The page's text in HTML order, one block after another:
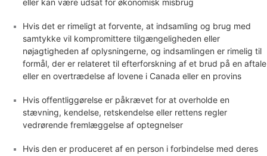
eller kan være udsat for økonomisk misbrug
Hvis det er rimeligt at forvente, at indsamling og brug med
samtykke vil kompromittere tilgængeligheden eller
nøjagtigheden af oplysningerne, og indsamlingen er rimelig til
formål, der er relateret til efterforskning af et brud på en aftale
eller en overtrædelse af lovene i Canada eller en provins
Hvis offentliggørelse er påkrævet for at overholde en
stævning, kendelse, retskendelse eller rettens regler
vedrørende fremlæggelse af optegnelser
Hvis den er produceret af en person i forbindelse med deres